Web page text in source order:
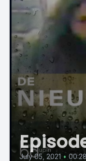
July 05, 2021 •